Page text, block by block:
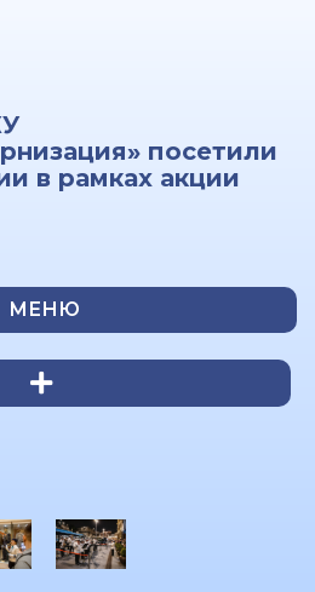
посетили
в рамках акции
МЕНЮ